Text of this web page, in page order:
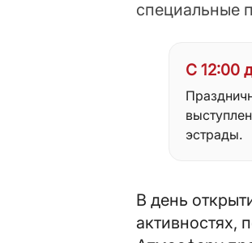
специальные
С 12:00
эстрады.
В день
активностях,